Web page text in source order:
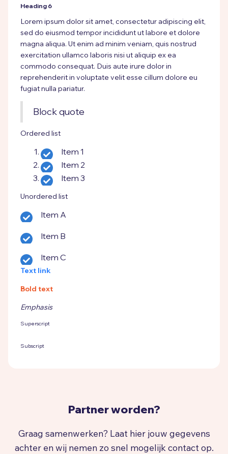
Heading 6
Lorem ipsum dolor sit amet, consectetur adipiscing elit,
sed do eiusmod tempor incididunt ut labore et dolore
magna aliqua. Ut enim ad minim veniam, quis nostrud
exercitation ullamco laboris nisi ut aliquip ex ea
commodo consequat. Duis aute irure dolor in
reprehenderit in voluptate velit esse cillum dolore eu
fugiat nulla pariatur.
Block quote
Ordered list
Item 1
Item 2
Item 3
Unordered list
Item A
Item B
Item C
Text link
Bold text
Emphasis
Superscript
Subscript
Partner worden?
Graag samenwerken? Laat hier jouw gegevens
achter en wij nemen zo snel mogelijk contact op.